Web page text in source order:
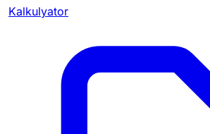
Kalkulyator